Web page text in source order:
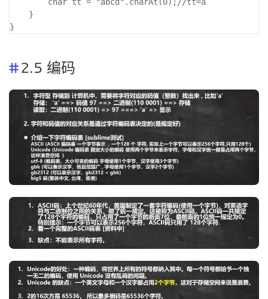
        char tt = "abcd".charAt(0);//tt=a
    }
2.5 编码